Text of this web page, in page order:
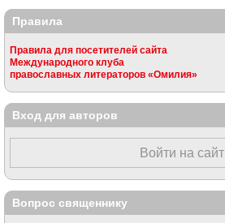
Правила
Правила для посетителей сайта
Международного клуба
православных литераторов «Омилия»
Вход для авторов
Войти на сайт
Вопрос священнику